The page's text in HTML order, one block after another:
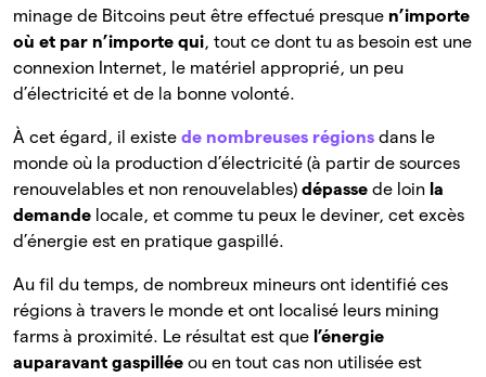
minage de Bitcoins peut être effectué presque n’importe
où et par n’importe qui, tout ce dont tu as besoin est une
connexion Internet, le matériel approprié, un peu
d’électricité et de la bonne volonté.
À cet égard, il existe de nombreuses régions dans le
monde où la production d’électricité (à partir de sources
renouvelables et non renouvelables) dépasse de loin la
demande locale, et comme tu peux le deviner, cet excès
d’énergie est en pratique gaspillé.
Au fil du temps, de nombreux mineurs ont identifié ces
régions à travers le monde et ont localisé leurs mining
farms à proximité. Le résultat est que l’énergie
auparavant gaspillée ou en tout cas non utilisée est